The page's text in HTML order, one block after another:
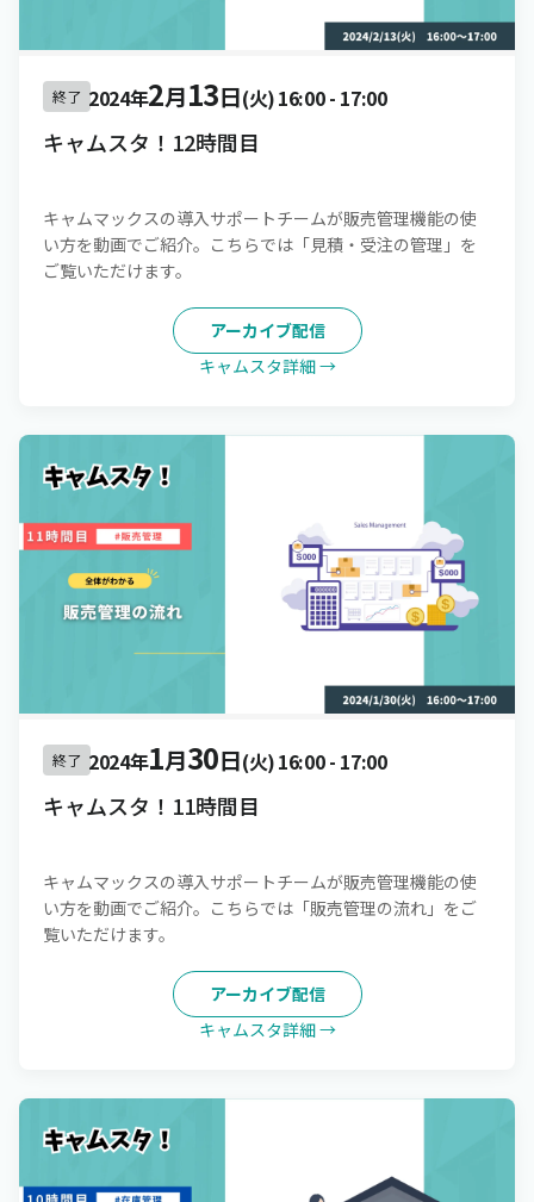
終了 2024年2月13日(火)16:00- 17:00
キャムスタ！12時間目
キャムマックスの導入サポートチームが販売管理機能の使
い方を動画でご紹介。こちらでは「見積・受注の管理」を
ご覧いただけます。
アーカイブ配信
キャムスタ詳細 →
終了 2024年1月30日(火)16:00- 17:00
キャムスタ！11時間目
キャムマックスの導入サポートチームが販売管理機能の使
い方を動画でご紹介。こちらでは「販売管理の流れ」をご
覧いただけます。
アーカイブ配信
キャムスタ詳細 →